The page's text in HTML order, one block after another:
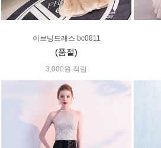
이브닝드레스 bc0811
(품절)
3,000원 적립